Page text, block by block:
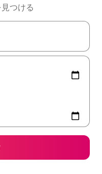
つける
印キーを使って移動するか